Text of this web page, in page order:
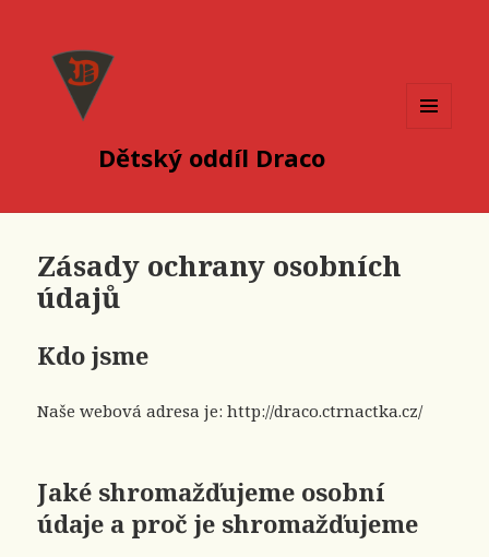
Dětský oddíl Draco
Zásady ochrany osobních
údajů
Kdo jsme
Naše webová adresa je: http://draco.ctrnactka.cz/
Jaké shromažďujeme osobní
údaje a proč je shromažďujeme